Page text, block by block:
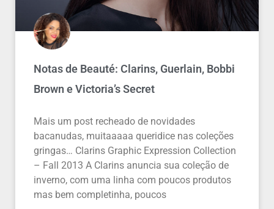
Notas de Beauté: Clarins, Guerlain, Bobbi
Brown e Victoria’s Secret
Mais um post recheado de novidades
bacanudas, muitaaaaa queridice nas coleções
gringas… Clarins Graphic Expression Collection
– Fall 2013 A Clarins anuncia sua coleção de
inverno, com uma linha com poucos produtos
mas bem completinha, poucos